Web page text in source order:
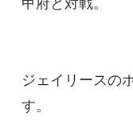
ジェイリースの
す。